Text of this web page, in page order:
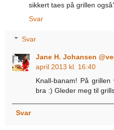
sikkert taes på grillen
Svar
Svar
Jane H. Johansen
april 2013 kl. 16:40
Knall-banam! På
bra :) Gleder meg til
Svar